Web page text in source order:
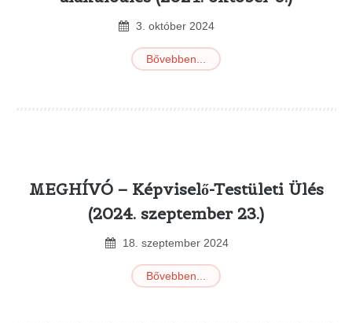
3 október 2024
Bővebben...
MEGHÍVÓ – Képviselő-Testületi Ülés
(2024. szeptember 23.)
18 szeptember 2024
Bővebben...